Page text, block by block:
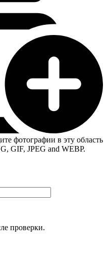
фотографии в эту область
GIF, JPEG and WEBP.
проверки.